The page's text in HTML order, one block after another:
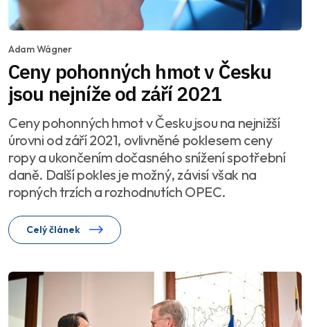
Adam Wágner
Ceny pohonných hmot v Česku
jsou nejníže od září 2021
Ceny pohonných hmot v Česku jsou na nejnižší
úrovni od září 2021, ovlivněné poklesem ceny
ropy a ukončením dočasného snížení spotřební
daně. Další pokles je možný, závisí však na
ropných trzích a rozhodnutích OPEC.
Celý článek